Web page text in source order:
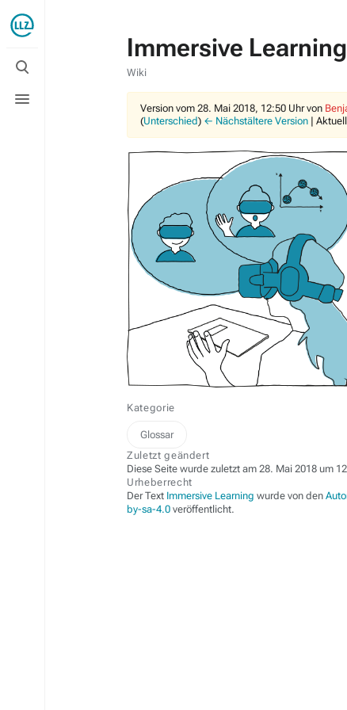
Suche
umschalten
umschalten
Immersive Learning
Wiki
Version vom 28. Mai 2018, 12:50 Uhr von
(Unterschied) ← Nächstältere Version |
Kategorie
Glossar
Zuletzt geändert
Diese Seite wurde zuletzt am 28. Mai 2018 um
Urheberrecht
Der Text Immersive Learning wurde von den
by-sa-4.0 veröffentlicht.